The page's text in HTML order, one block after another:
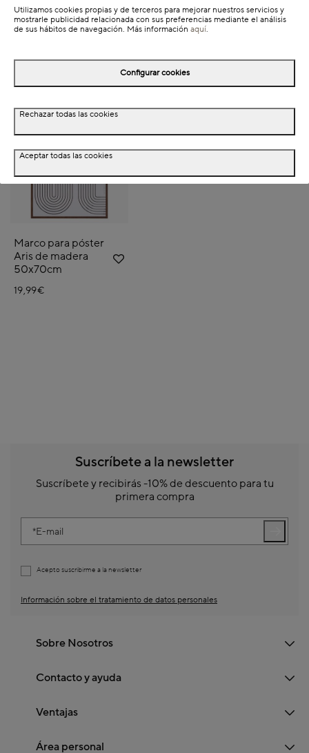
Dimensiones
Completa tu look
NEW
Marco para póster
Aris de madera
50x70cm
19,99€
Suscríbete a la newsletter
Suscríbete y recibirás -10% de descuento para tu
primera compra
E-mail
Acepto suscribirme a la newsletter
Información sobre el tratamiento de datos personales
Sobre Nosotros
Contacto y ayuda
Ventajas
Área personal
Utilizamos cookies propias y de terceros para mejorar nuestros servicios y
mostrarle publicidad relacionada con sus preferencias mediante el análisis
de sus hábitos de navegación. Más información aquí.
Configurar cookies
Rechazar todas las cookies
Aceptar todas las cookies